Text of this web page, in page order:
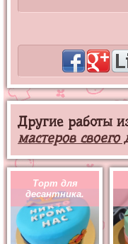
Другие работы
мастеров своего
Торт для
десантника.